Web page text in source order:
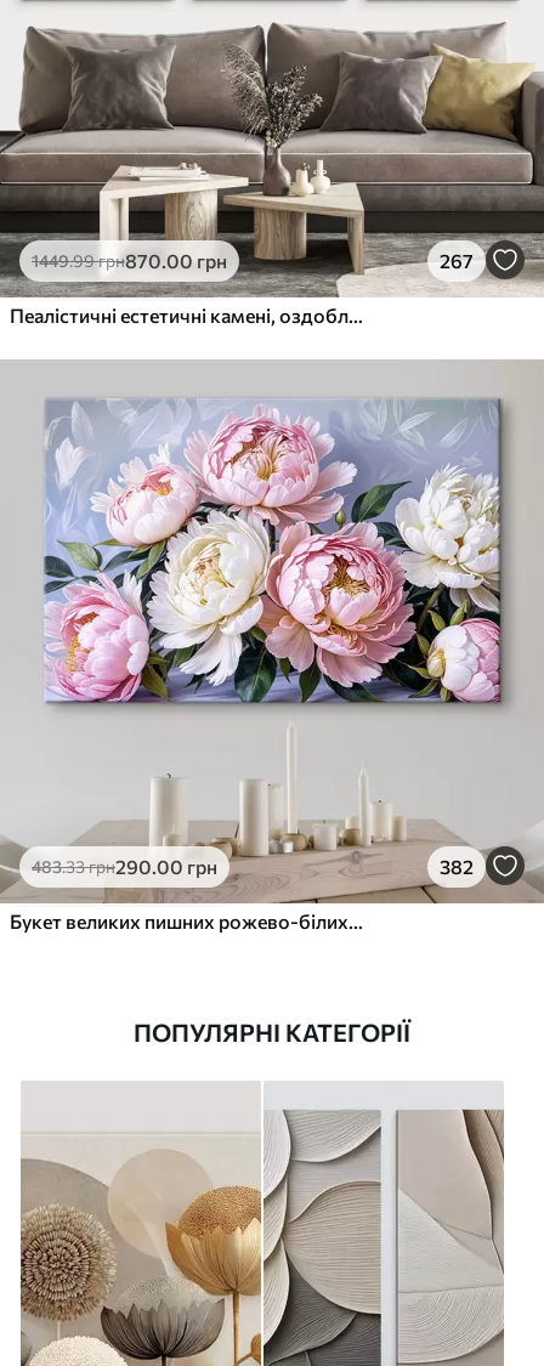
1449.99грн870.00 грн 267
Пеалістичні естетичні камені, оздоблення будинку, природне освітлення
483.33грн290.00 грн 382
Букет великих пишних рожево-білих квітів півонії із зеленим листям на м’якому розмитому фоні
ПОПУЛЯРНІ КАТЕГОРІЇ